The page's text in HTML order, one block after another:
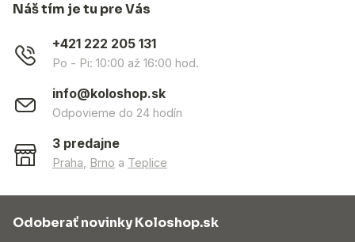
Náš tím je tu pre Vás
+421 222 205 131
Po - Pi: 10:00 až 16:00 hod.
info@koloshop.sk
Odpovieme do 24 hodín
3 predajne
Praha Brno a Teplice
Odoberať novinky Koloshop.sk